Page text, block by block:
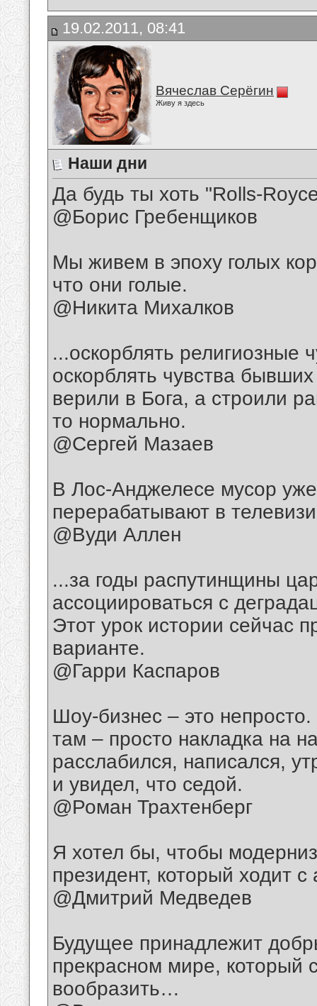
19.02.2011, 08:41
Вячеслав Серёгин
Живу я здесь
Наши дни
Да будь ты хоть "Rolls-
@Борис Гребенщиков
Мы живем в эпоху голых
что они голые.
@Никита Михалков
...оскорблять религиозные
оскорблять чувства
верили в Бога, а строили
то нормально.
@Сергей Мазаев
В Лос-Анджелесе мусор
перерабатывают в
@Вуди Аллен
...за годы распутинщины
ассоциироваться с
Этот урок истории сейчас
варианте.
@Гарри Каспаров
Шоу-бизнес – это
там – просто накладка на
расслабился, написался,
и увидел, что седой.
@Роман Трахтенберг
Я хотел бы, чтобы
президент, который ходит
@Дмитрий Медведев
Будущее принадлежит
прекрасном мире, который
вообразить…